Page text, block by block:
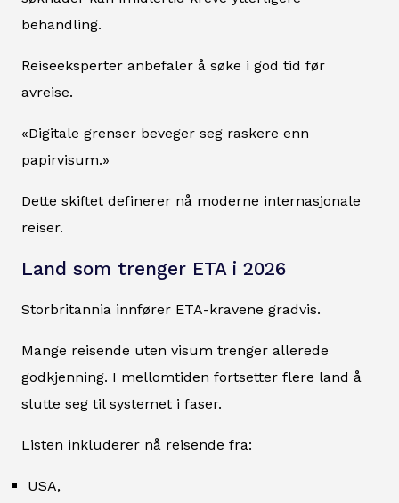
behandling.
Reiseeksperter anbefaler å søke i god tid før
avreise.
«Digitale grenser beveger seg raskere enn
papirvisum.»
Dette skiftet definerer nå moderne internasjonale
reiser.
Land som trenger ETA i 2026
Storbritannia innfører ETA-kravene gradvis.
Mange reisende uten visum trenger allerede
godkjenning. I mellomtiden fortsetter flere land å
slutte seg til systemet i faser.
Listen inkluderer nå reisende fra:
USA,